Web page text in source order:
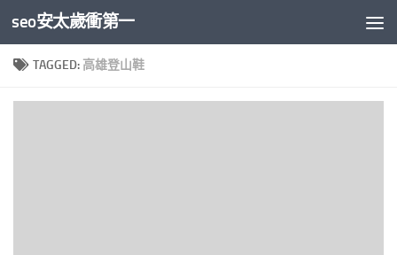
Skip to content
seo安太歲衝第一
TAGGED: 高雄登山鞋